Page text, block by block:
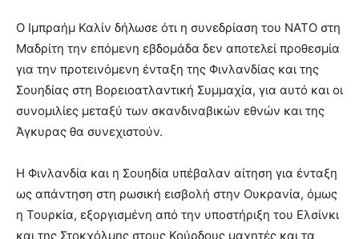
Ο Ιμπραήμ Καλίν δήλωσε ότι η συνεδρίαση του ΝΑΤΟ στη
Μαδρίτη την επόμενη εβδομάδα δεν αποτελεί προθεσμία
για την προτεινόμενη ένταξη της Φινλανδίας και της
Σουηδίας στη Βορειοατλαντική Συμμαχία, για αυτό και οι
συνομιλίες μεταξύ των σκανδιναβικών εθνών και της
Άγκυρας θα συνεχιστούν.
Η Φινλανδία και η Σουηδία υπέβαλαν αίτηση για ένταξη
ως απάντηση στη ρωσική εισβολή στην Ουκρανία, όμως
η Τουρκία, εξοργισμένη από την υποστήριξη του Ελσίνκι
και της Στοκχόλμης στους Κούρδους μαχητές και τα